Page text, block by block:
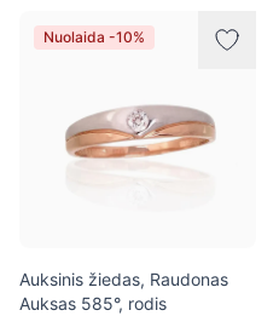
Nuolaida -10%
Auksinis žiedas, Raudonas
Auksas 585°, rodis